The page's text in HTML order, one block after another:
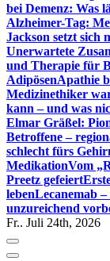
bei Demenz: Was
Alzheimer-Tag:
Jackson setzt sich
Unerwartete
und Therapie für
AdipösenApathie
Medizinethiker
kann – und was
Elmar Gräßel:
Betroffene –
schlecht fürs
MedikationVom
Preetz gefeiert
lebenLecanemab
unzureichend
Fr.. Juli 24th, 2026